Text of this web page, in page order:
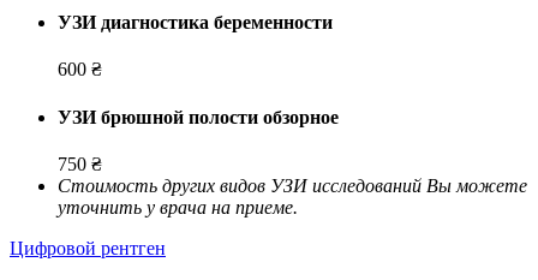
УЗИ диагностика беременности
600 ₴
УЗИ брюшной полости обзорное
750 ₴
Стоимость других видов УЗИ исследований Вы можете
уточнить у врача на приеме.
Цифровой рентген